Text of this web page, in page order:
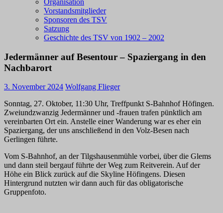
Organisation
Vorstandsmitglieder
Sponsoren des TSV
Satzung
Geschichte des TSV von 1902 – 2002
Jedermänner auf Besentour – Spaziergang in den
Nachbarort
3. November 2024 Wolfgang Flieger
Sonntag, 27. Oktober, 11:30 Uhr, Treffpunkt S-Bahnhof Höfingen.
Zweiundzwanzig Jedermänner und -frauen trafen pünktlich am
vereinbarten Ort ein. Anstelle einer Wanderung war es eher ein
Spaziergang, der uns anschließend in den Volz-Besen nach
Gerlingen führte.
Vom S-Bahnhof, an der Tilgshausenmühle vorbei, über die Glems
und dann steil bergauf führte der Weg zum Reitverein. Auf der
Höhe ein Blick zurück auf die Skyline Höfingens. Diesen
Hintergrund nutzten wir dann auch für das obligatorische
Gruppenfoto.